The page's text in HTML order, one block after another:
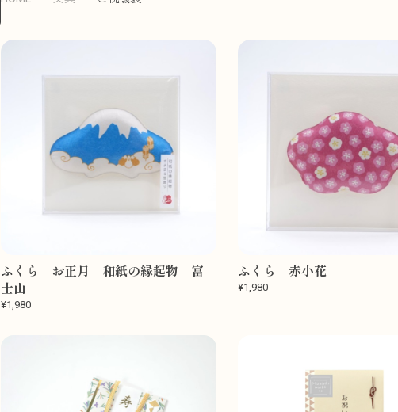
ふくら お正月 和紙の縁起物 富
士山
¥1,980
ふくら 赤小花
¥1,980